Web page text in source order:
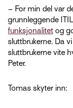
– For min del var
grunnleggende
funksjonalitet og
sluttbrukerne. Da
sluttbrukerne vite
Peter.
Tomas skyter inn: